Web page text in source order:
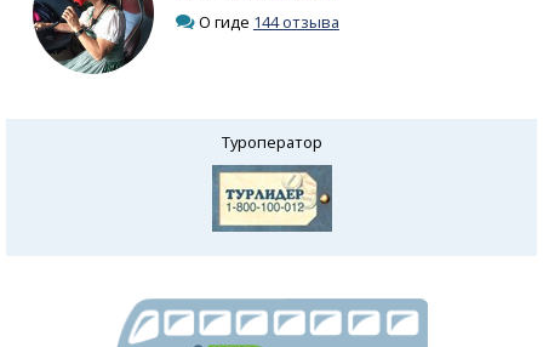
О гиде 144 отзыва
Туроператор